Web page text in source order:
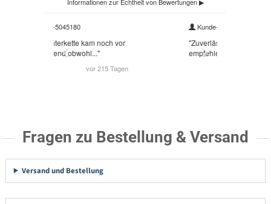
Fragen zu Bestellung & Versand
Versand und Bestellung